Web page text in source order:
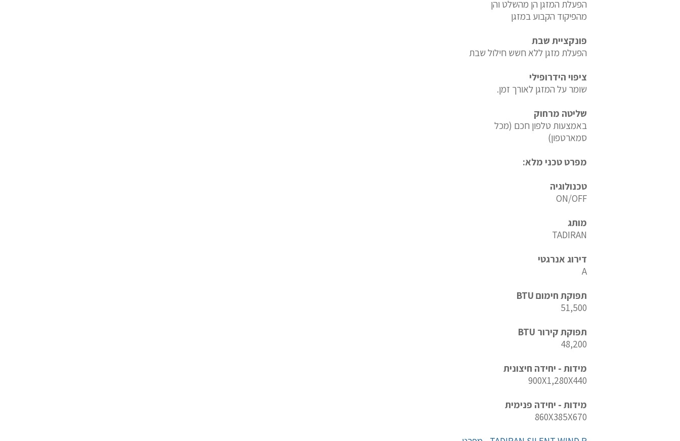
הפעלת המזגן הן מהשלט והן
מהפיקוד הקבוע במזגן
פונקציית שבת
הפעלת מזגן ללא חשש חילול שבת
ציפוי הידרופילי
שומר על המזגן לאורך זמן.
שליטה מרחוק
באמצעות טלפון חכם (מכל
סמארטפון)
מפרט טכני מלא:
טכנולוגיה
ON/OFF
מותג
TADIRAN
דירוג אנרגטי
A
תפוקת חימום BTU
51,500
תפוקת קירור BTU
48,200
מידות - יחידה חיצונית
900X1,280X440
מידות - יחידה פנימית
860X385X670